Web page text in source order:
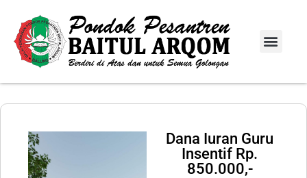
Dana Iuran Guru
Insentif Rp.
850.000,-